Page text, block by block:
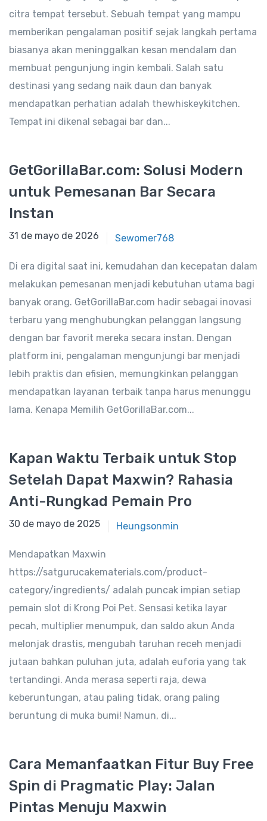
citra tempat tersebut. Sebuah tempat yang mampu
memberikan pengalaman positif sejak langkah pertama
biasanya akan meninggalkan kesan mendalam dan
membuat pengunjung ingin kembali. Salah satu
destinasi yang sedang naik daun dan banyak
mendapatkan perhatian adalah thewhiskeykitchen.
Tempat ini dikenal sebagai bar dan...
GetGorillaBar.com: Solusi Modern
untuk Pemesanan Bar Secara
Instan
31 de mayo de 2025
31 de mayo de 2026 Sewomer768
Di era digital saat ini, kemudahan dan kecepatan dalam
melakukan pemesanan menjadi kebutuhan utama bagi
banyak orang. GetGorillaBar.com hadir sebagai inovasi
terbaru yang menghubungkan pelanggan langsung
dengan bar favorit mereka secara instan. Dengan
platform ini, pengalaman mengunjungi bar menjadi
lebih praktis dan efisien, memungkinkan pelanggan
mendapatkan layanan terbaik tanpa harus menunggu
lama. Kenapa Memilih GetGorillaBar.com...
Kapan Waktu Terbaik untuk Stop
Setelah Dapat Maxwin? Rahasia
Anti-Rungkad Pemain Pro
30 de mayo de 2025
30 de mayo de 2025 Heungsonmin
Mendapatkan Maxwin
https://satgurucakematerials.com/product-
category/ingredients/ adalah puncak impian setiap
pemain slot di Krong Poi Pet. Sensasi ketika layar
pecah, multiplier menumpuk, dan saldo akun Anda
melonjak drastis, mengubah taruhan receh menjadi
jutaan bahkan puluhan juta, adalah euforia yang tak
tertandingi. Anda merasa seperti raja, dewa
keberuntungan, atau paling tidak, orang paling
beruntung di muka bumi! Namun, di...
Cara Memanfaatkan Fitur Buy Free
Spin di Pragmatic Play: Jalan
Pintas Menuju Maxwin